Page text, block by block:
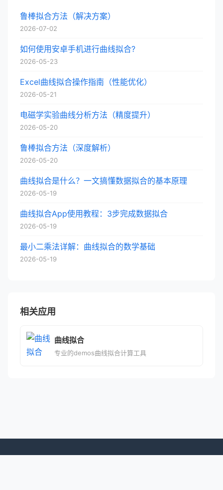
鲁棒拟合方法（解决方案）
2026-07-02
如何使用安卓手机进行曲线拟合?
2026-05-23
Excel曲线拟合操作指南（性能优化）
2026-05-21
电磁学实验曲线分析方法（精度提升）
2026-05-20
鲁棒拟合方法（深度解析）
2026-05-20
曲线拟合是什么？一文搞懂数据拟合的基本原理
2026-05-19
曲线拟合App使用教程：3步完成数据拟合
2026-05-19
最小二乘法详解：曲线拟合的数学基础
2026-05-19
相关应用
曲线拟合
专业的demos曲线拟合计算工具